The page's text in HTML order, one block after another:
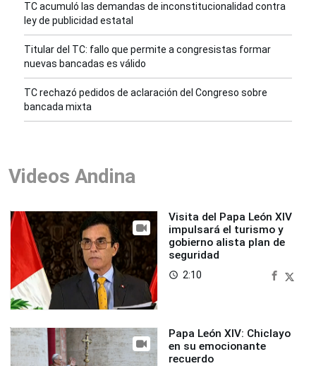
TC acumuló las demandas de inconstitucionalidad contra
ley de publicidad estatal
Titular del TC: fallo que permite a congresistas formar
nuevas bancadas es válido
TC rechazó pedidos de aclaración del Congreso sobre
bancada mixta
Videos Andina
Visita del Papa León XIV
impulsará el turismo y
gobierno alista plan de
seguridad
access_time 2:10
Papa León XIV: Chiclayo
en su emocionante
recuerdo